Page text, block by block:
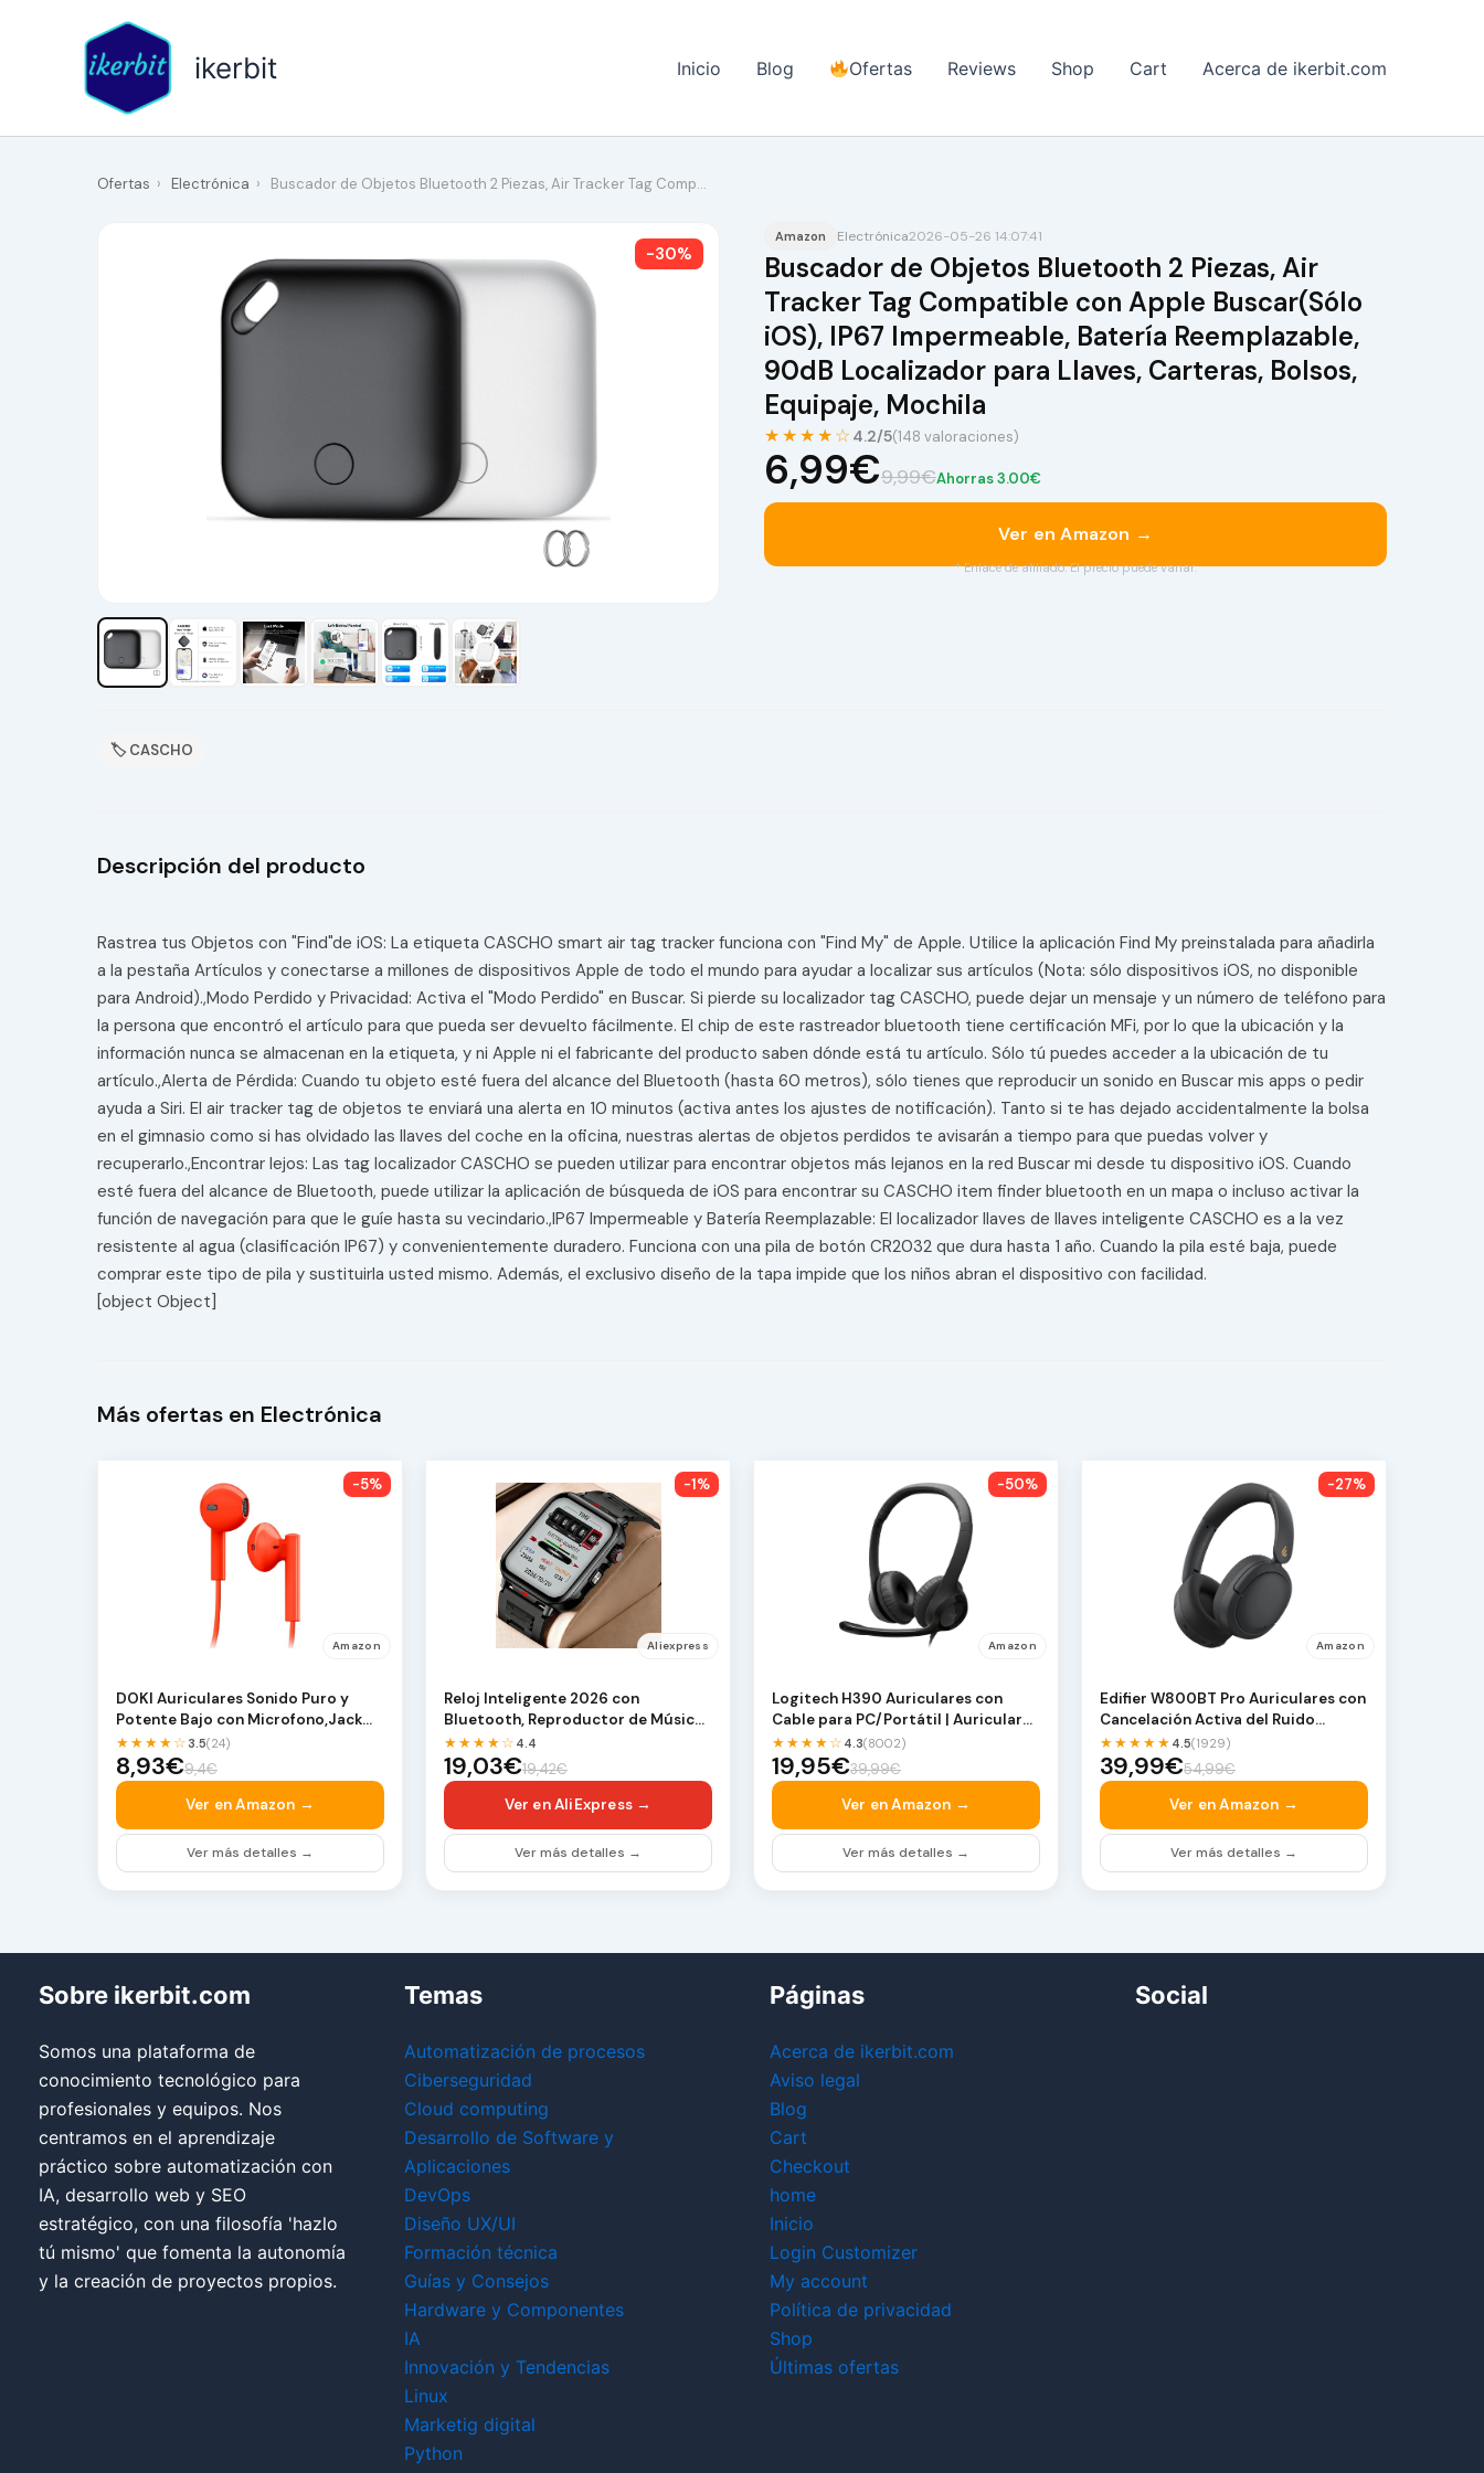
ikerbit Inicio Blog Ofertas Reviews Shop Cart Acerca de ikerbit.com
Ofertas › Electrónica › Buscador de Objetos Bluetooth 2 Piezas, Air Tracker Tag Comp…
-30%
Amazon Electrónica2026-05-26 14:07:41
Buscador de Objetos Bluetooth 2 Piezas, Air
Tracker Tag Compatible con Apple Buscar(Sólo
iOS), IP67 Impermeable, Batería Reemplazable,
90dB Localizador para Llaves, Carteras, Bolsos,
Equipaje, Mochila
★★★★☆ 4.2/5(148 valoraciones)
6,99€9,99€Ahorras 3.00€
Ver en Amazon →
* Enlace de afiliado. El precio puede variar.
🏷 CASCHO
Descripción del producto
Rastrea tus Objetos con "Find"de iOS: La etiqueta CASCHO smart air tag tracker funciona con "Find My" de Apple. Utilice la aplicación Find My preinstalada para añadirla
a la pestaña Artículos y conectarse a millones de dispositivos Apple de todo el mundo para ayudar a localizar sus artículos (Nota: sólo dispositivos iOS, no disponible
para Android).,Modo Perdido y Privacidad: Activa el "Modo Perdido" en Buscar. Si pierde su localizador tag CASCHO, puede dejar un mensaje y un número de teléfono para
la persona que encontró el artículo para que pueda ser devuelto fácilmente. El chip de este rastreador bluetooth tiene certificación MFi, por lo que la ubicación y la
información nunca se almacenan en la etiqueta, y ni Apple ni el fabricante del producto saben dónde está tu artículo. Sólo tú puedes acceder a la ubicación de tu
artículo.,Alerta de Pérdida: Cuando tu objeto esté fuera del alcance del Bluetooth (hasta 60 metros), sólo tienes que reproducir un sonido en Buscar mis apps o pedir
ayuda a Siri. El air tracker tag de objetos te enviará una alerta en 10 minutos (activa antes los ajustes de notificación). Tanto si te has dejado accidentalmente la bolsa
en el gimnasio como si has olvidado las llaves del coche en la oficina, nuestras alertas de objetos perdidos te avisarán a tiempo para que puedas volver y
recuperarlo.,Encontrar lejos: Las tag localizador CASCHO se pueden utilizar para encontrar objetos más lejanos en la red Buscar mi desde tu dispositivo iOS. Cuando
esté fuera del alcance de Bluetooth, puede utilizar la aplicación de búsqueda de iOS para encontrar su CASCHO item finder bluetooth en un mapa o incluso activar la
función de navegación para que le guíe hasta su vecindario.,IP67 Impermeable y Batería Reemplazable: El localizador llaves de llaves inteligente CASCHO es a la vez
resistente al agua (clasificación IP67) y convenientemente duradero. Funciona con una pila de botón CR2032 que dura hasta 1 año. Cuando la pila esté baja, puede
comprar este tipo de pila y sustituirla usted mismo. Además, el exclusivo diseño de la tapa impide que los niños abran el dispositivo con facilidad.
[object Object]
Más ofertas en Electrónica
-5%
Amazon
DOKI Auriculares Sonido Puro y
Potente Bajo con Microfono,Jack
3.5mm (Rojo)
★★★★☆3.5(24)
8,93€9,4€
Ver en Amazon →
Ver más detalles →
-1%
Aliexpress
Reloj Inteligente 2026 con
Bluetooth, Reproductor de Música,
Reloj Deportivo Di…
★★★★☆ 4.4
19,03€19,42€
Ver en AliExpress →
Ver más detalles →
-50%
Amazon
Logitech H390 Auriculares con
Cable para PC/Portátil | Auriculares
estéreo con …
★★★★☆ 4.3(8002)
19,95€39,99€
Ver en Amazon →
Ver más detalles →
-27%
Amazon
Edifier W800BT Pro Auriculares con
Cancelación Activa del Ruido
Híbridos, Bluet…
★★★★★ 4.5(1929)
39,99€54,99€
Ver en Amazon →
Ver más detalles →
Sobre ikerbit.com
Somos una plataforma de
conocimiento tecnológico para
profesionales y equipos. Nos
centramos en el aprendizaje
práctico sobre automatización con
IA, desarrollo web y SEO
estratégico, con una filosofía 'hazlo
tú mismo' que fomenta la autonomía
y la creación de proyectos propios.
Temas
Automatización de procesos
Ciberseguridad
Cloud computing
Desarrollo de Software y
Aplicaciones
DevOps
Diseño UX/UI
Formación técnica
Guías y Consejos
Hardware y Componentes
IA
Innovación y Tendencias
Linux
Marketig digital
Python
Páginas
Acerca de ikerbit.com
Aviso legal
Blog
Cart
Checkout
home
Inicio
Login Customizer
My account
Política de privacidad
Shop
Últimas ofertas
Social